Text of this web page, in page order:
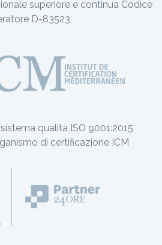
superiore e continua Codice
D-83523
qualità ISO 9001:2015
di certificazione ICM